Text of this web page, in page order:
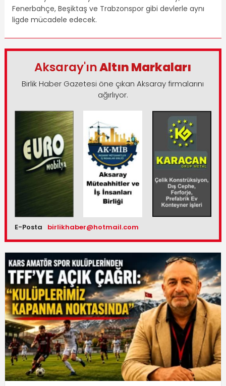
Fenerbahçe, Beşiktaş ve Trabzonspor gibi devlerle aynı
ligde mücadele edecek.
Aksaray'ınAltın Markaları
Birlik Haber Gazetesi öne çıkan Aksaray firmalarını
ağırlıyor.
E-Posta birlikhaber@hotmail.com